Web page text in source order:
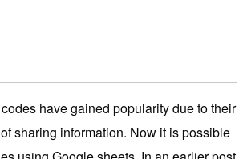
have gained popularity due to their
sharing information. Now it is possible